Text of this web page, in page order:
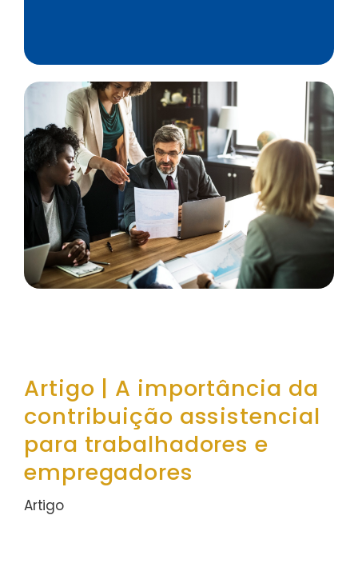
Artigo | A importância da
contribuição assistencial
para trabalhadores e
empregadores
Artigo